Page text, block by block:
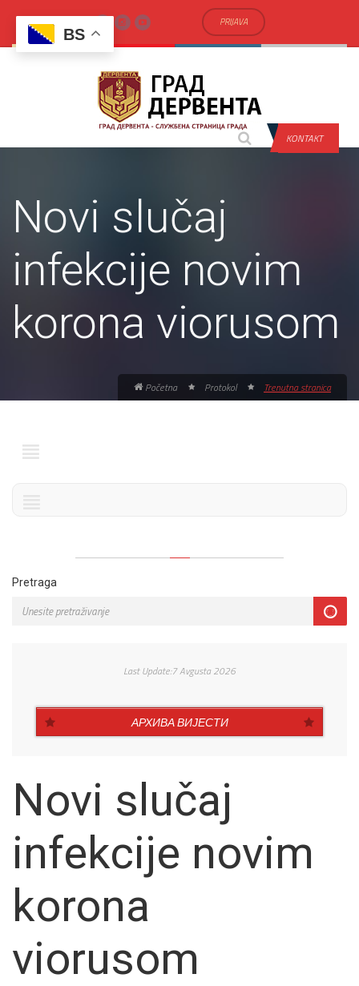
PRIJAVA
KONTAKT
Novi slučaj
infekcije novim
korona viorusom
Početna Protokol Trenutna stranica
Pretraga
Last Update:7 Avgusta 2026
АРХИВА ВИЈЕСТИ
Novi slučaj
infekcije novim
korona
viorusom
BS